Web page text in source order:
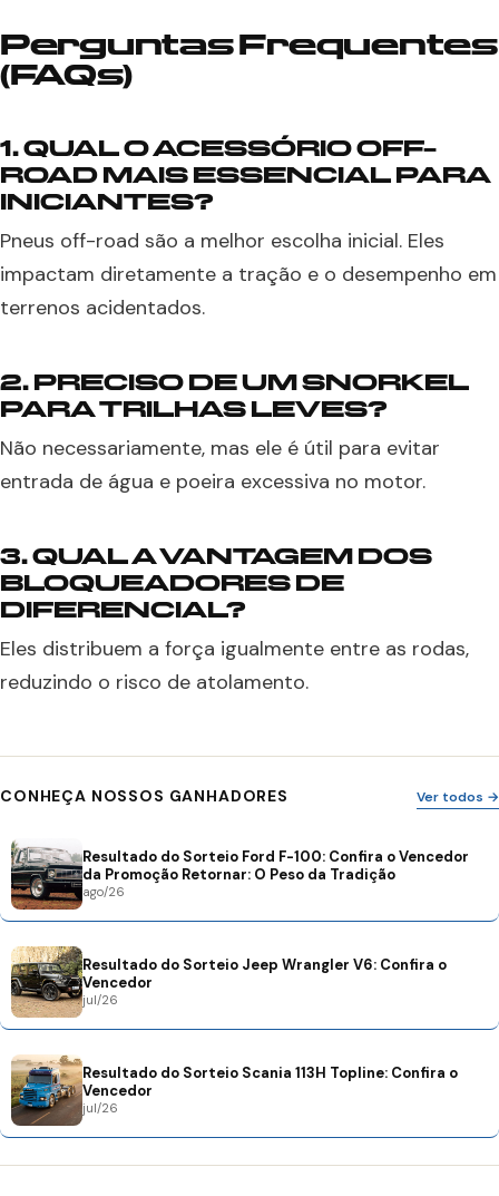
Perguntas Frequentes
(FAQs)
1. QUAL O ACESSÓRIO OFF-
ROAD MAIS ESSENCIAL PARA
INICIANTES?
Pneus off-road são a melhor escolha inicial. Eles
impactam diretamente a tração e o desempenho em
terrenos acidentados.
2. PRECISO DE UM SNORKEL
PARA TRILHAS LEVES?
Não necessariamente, mas ele é útil para evitar
entrada de água e poeira excessiva no motor.
3. QUAL A VANTAGEM DOS
BLOQUEADORES DE
DIFERENCIAL?
Eles distribuem a força igualmente entre as rodas,
reduzindo o risco de atolamento.
CONHEÇA NOSSOS GANHADORES Ver todos →
Resultado do Sorteio Ford F-100: Confira o Vencedor
da Promoção Retornar: O Peso da Tradição
ago/26
Resultado do Sorteio Jeep Wrangler V6: Confira o
Vencedor
jul/26
Resultado do Sorteio Scania 113H Topline: Confira o
Vencedor
jul/26